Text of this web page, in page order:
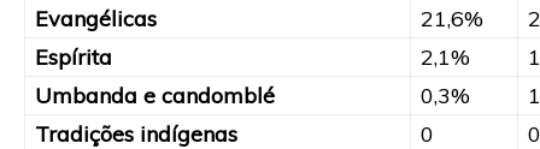
Evangélicas
21,6%
Espírita
2,1%
Umbanda e candomblé
0,3%
Tradições indígenas
0